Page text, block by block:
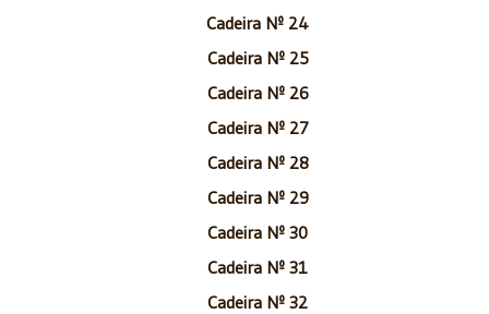
Cadeira Nº 24
Cadeira Nº 25
Cadeira Nº 26
Cadeira Nº 27
Cadeira Nº 28
Cadeira Nº 29
Cadeira Nº 30
Cadeira Nº 31
Cadeira Nº 32